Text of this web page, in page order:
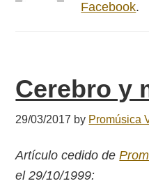
Facebook.
Cerebro y
29/03/2017 by Promúsica
Artículo cedido de
el 29/10/1999: